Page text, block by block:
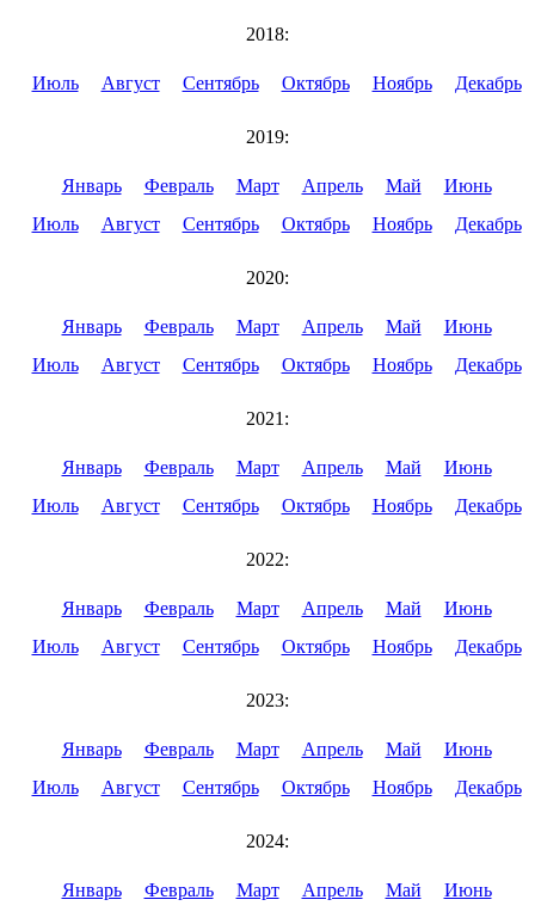
2018:
Июль Август Сентябрь Октябрь Ноябрь Декабрь
2019:
Январь Февраль Март Апрель Май
Июнь
Июль
Август Сентябрь Октябрь Ноябрь Декабрь
2020:
Январь Февраль Март Апрель Май
Июнь
Июль
Август Сентябрь Октябрь Ноябрь Декабрь
2021:
Январь Февраль Март Апрель Май
Июнь
Июль
Август Сентябрь Октябрь Ноябрь Декабрь
2022:
Январь Февраль Март Апрель Май
Июнь
Июль
Август Сентябрь Октябрь Ноябрь Декабрь
2023:
Январь Февраль Март Апрель Май
Июнь
Июль
Август Сентябрь Октябрь Ноябрь Декабрь
2024:
Январь Февраль Март Апрель Май
Июнь